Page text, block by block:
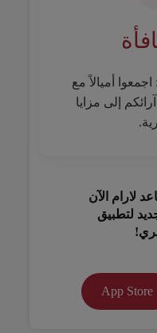
: اجمعوا أميالاً مع
إلى مزايا
لارام الآن
لتطبيق
App Store